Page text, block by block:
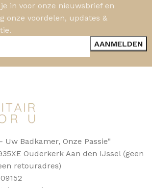
in voor onze nieuwsbrief en
onze voordelen, updates &
Uw Badkamer, Onze Passie"
Ouderkerk Aan den IJssel (geen
retouradres)